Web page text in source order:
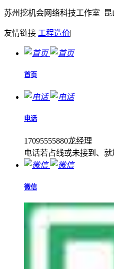
苏州挖机会网络科技工作室
友情链接 工程造价|
首页
电话
17095555880龙经理
电话若占线或未接到、
微信